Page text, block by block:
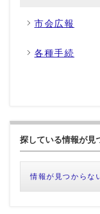
市会広報
各種手続
探している情報が見
情報が見つからな